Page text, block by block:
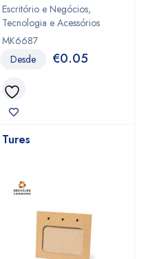
Escritório e Negócios,
Tecnologia e Acessórios
MK6687
Desde €0.05
Tures